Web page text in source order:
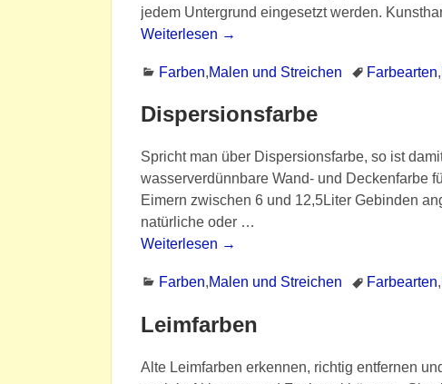
jedem Untergrund eingesetzt werden.
Weiterlesen →
Farben,Malen und Streichen Farbearten,
Dispersionsfarbe
Spricht man über Dispersionsfarbe, so ist
wasserverdünnbare Wand- und Deckenfarbe
Eimern zwischen 6 und 12,5Liter Gebinden
natürliche oder …
Weiterlesen →
Farben,Malen und Streichen Farbearten,
Leimfarben
Alte Leimfarben erkennen, richtig entfernen